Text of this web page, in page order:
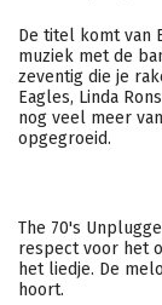
De titel komt van
muziek met de
zeventig die je
Eagles, Linda
nog veel meer
opgegroeid.
The 70's
respect voor het
het liedje. De
hoort.